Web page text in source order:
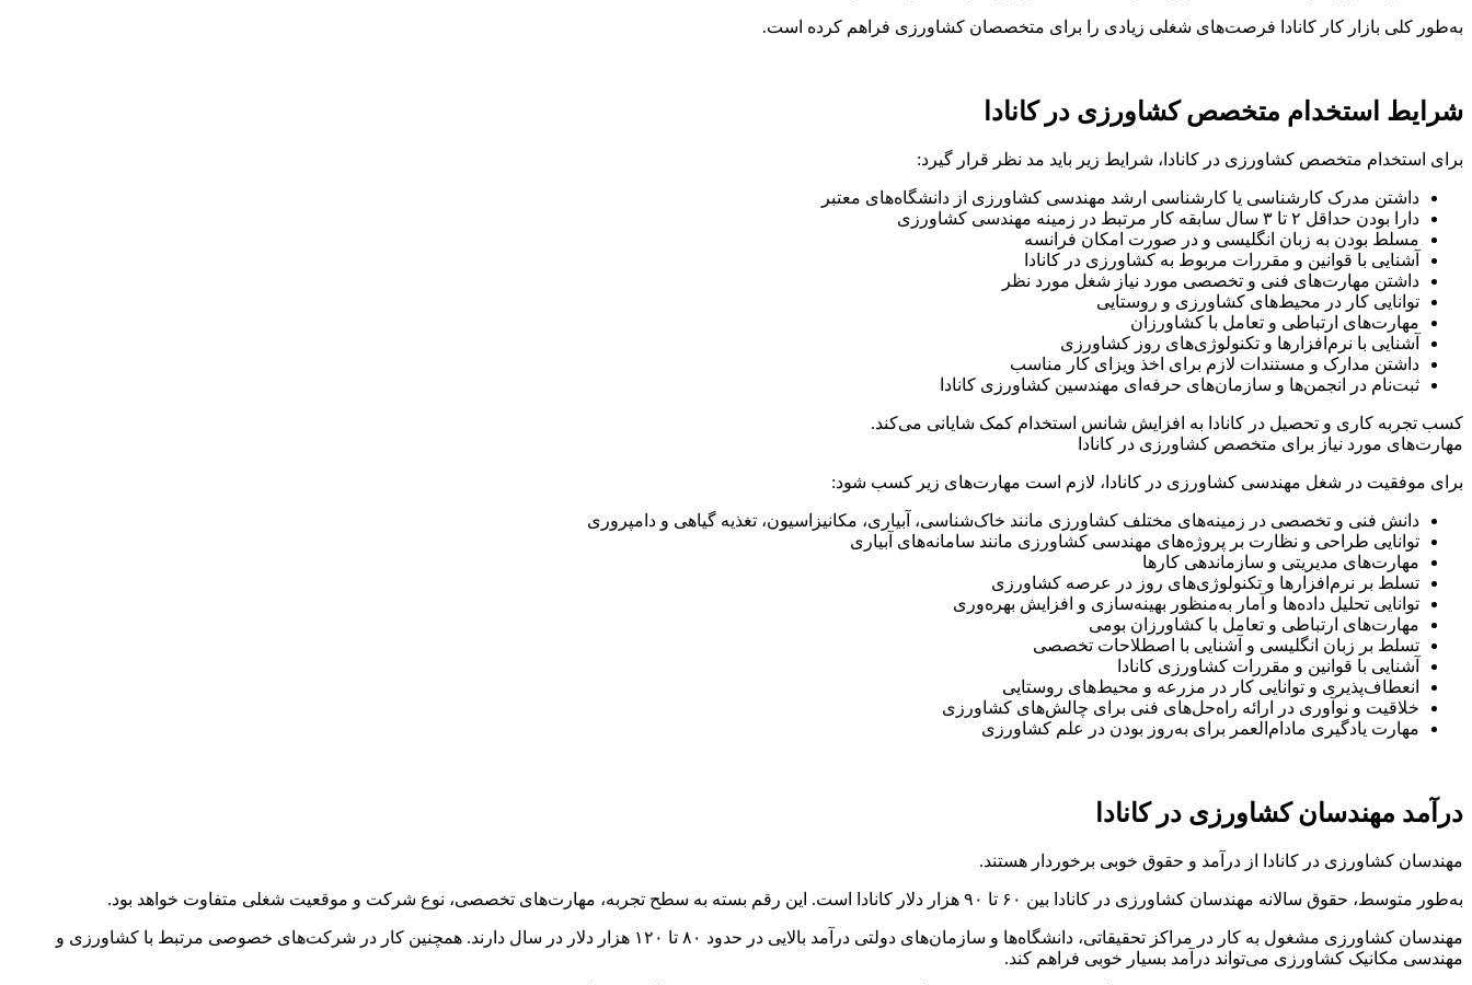
به‌طور کلی بازار کار کانادا فرصت‌های شغلی زیادی را برای متخصصان کشاورزی فراهم کرده است.
شرایط استخدام متخصص کشاورزی در کانادا
برای استخدام متخصص کشاورزی در کانادا، شرایط زیر باید مد نظر قرار گیرد:
داشتن مدرک کارشناسی یا کارشناسی ارشد مهندسی کشاورزی از دانشگاه‌های معتبر
دارا بودن حداقل ۲ تا ۳ سال سابقه کار مرتبط در زمینه مهندسی کشاورزی
مسلط بودن به زبان انگلیسی و در صورت امکان فرانسه
آشنایی با قوانین و مقررات مربوط به کشاورزی در کانادا
داشتن مهارت‌های فنی و تخصصی مورد نیاز شغل مورد نظر
توانایی کار در محیط‌های کشاورزی و روستایی
مهارت‌های ارتباطی و تعامل با کشاورزان
آشنایی با نرم‌افزارها و تکنولوژی‌های روز کشاورزی
داشتن مدارک و مستندات لازم برای اخذ ویزای کار مناسب
ثبت‌نام در انجمن‌ها و سازمان‌های حرفه‌ای مهندسین کشاورزی کانادا
کسب تجربه کاری و تحصیل در کانادا به افزایش شانس استخدام کمک شایانی می‌کند.
مهارت‌های مورد نیاز برای متخصص کشاورزی در کانادا
برای موفقیت در شغل مهندسی کشاورزی در کانادا، لازم است مهارت‌های زیر کسب شود:
دانش فنی و تخصصی در زمینه‌های مختلف کشاورزی مانند خاک‌شناسی، آبیاری، مکانیزاسیون، تغذیه گیاهی و دامپروری
توانایی طراحی و نظارت بر پروژه‌های مهندسی کشاورزی مانند سامانه‌های آبیاری
مهارت‌های مدیریتی و سازماندهی کارها
تسلط بر نرم‌افزارها و تکنولوژی‌های روز در عرصه کشاورزی
توانایی تحلیل داده‌ها و آمار به‌منظور بهینه‌سازی و افزایش بهره‌وری
مهارت‌های ارتباطی و تعامل با کشاورزان بومی
تسلط بر زبان انگلیسی و آشنایی با اصطلاحات تخصصی
آشنایی با قوانین و مقررات کشاورزی کانادا
انعطاف‌پذیری و توانایی کار در مزرعه و محیط‌های روستایی
خلاقیت و نوآوری در ارائه راه‌حل‌های فنی برای چالش‌های کشاورزی
مهارت یادگیری مادام‌العمر برای به‌روز بودن در علم کشاورزی
درآمد مهندسان کشاورزی در کانادا
مهندسان کشاورزی در کانادا از درآمد و حقوق خوبی برخوردار هستند.
به‌طور متوسط، حقوق سالانه مهندسان کشاورزی در کانادا بین ۶۰ تا ۹۰ هزار دلار کانادا است. این رقم بسته به سطح تجربه، مهارت‌های تخصصی، نوع شرکت و موقعیت شغلی متفاوت خواهد بود.
مهندسان کشاورزی مشغول به کار در مراکز تحقیقاتی، دانشگاه‌ها و سازمان‌های دولتی درآمد بالایی در حدود ۸۰ تا ۱۲۰ هزار دلار در سال دارند. همچنین کار در شرکت‌های خصوصی مرتبط با کشاورزی و
مهندسی مکانیک کشاورزی می‌تواند درآمد بسیار خوبی فراهم کند.